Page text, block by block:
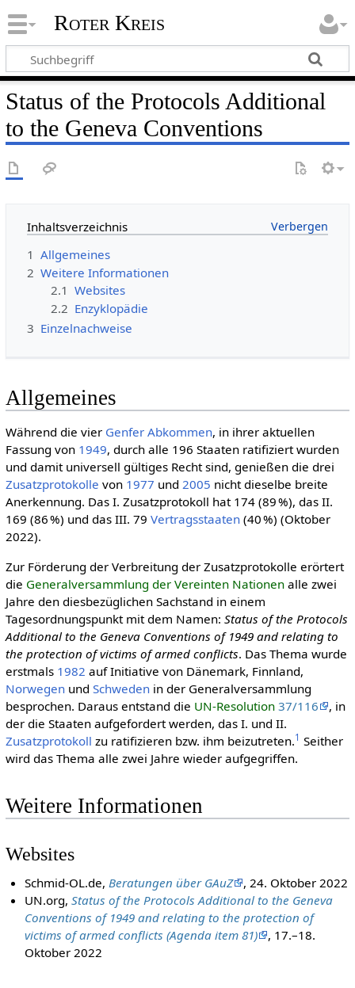
Roter Kreis
Status of the Protocols Additional
to the Geneva Conventions
Inhaltsverzeichnis
1 Allgemeines
2 Weitere Informationen
2.1 Websites
2.2 Enzyklopädie
3 Einzelnachweise
Allgemeines
Während die vier Genfer Abkommen, in ihrer aktuellen
Fassung von 1949, durch alle 196 Staaten ratifiziert wurden
und damit universell gültiges Recht sind, genießen die drei
Zusatzprotokolle von 1977 und 2005 nicht dieselbe breite
Anerkennung. Das I. Zusatzprotokoll hat 174 (89 %), das II.
169 (86 %) und das III. 79 Vertragsstaaten(40 %) (Oktober
2022).
Zur Förderung der Verbreitung der Zusatzprotokolle erörtert
die Generalversammlung der Vereinten Nationenalle zwei
Jahre den diesbezüglichen Sachstand in einem
Tagesordnungspunkt mit dem Namen: Status of the Protocols
Additional to the Geneva Conventions of 1949 and relating to
the protection of victims of armed conflicts. Das Thema wurde
erstmals 1982 auf Initiative von Dänemark, Finnland,
Norwegenund Schwedenin der Generalversammlung
besprochen. Daraus entstand die UN-Resolution 37/116
, in
der die Staaten aufgefordert werden, das I. und II.
Zusatzprotokoll zu ratifizieren bzw. ihm beizutreten.1 Seither
wird das Thema alle zwei Jahre wieder aufgegriffen.
Weitere Informationen
Websites
Schmid-OL.de,Beratungen über GAuZ
, 24. Oktober 2022
UN.org,Status of the Protocols Additional to the Geneva
Conventions of 1949 and relating to the protection of
victims of armed conflicts (Agenda item 81)
, 17.–18.
Oktober 2022